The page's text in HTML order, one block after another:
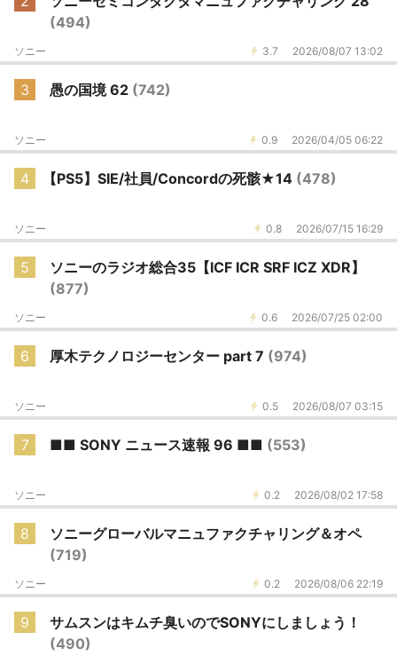
(494)
3.7 2026/08/07 13:02
ソニー
3 愚の国境 62 (742)
0.9 2026/04/05 06:22
ソニー
4 【PS5】SIE/社員/Concordの死骸★14 (478)
0.8 2026/07/15 16:29
ソニー
5
ソニーのラジオ総合35【ICF ICR SRF ICZ XDR】
(877)
0.6 2026/07/25 02:00
ソニー
6 厚木テクノロジーセンター part 7 (974)
0.5 2026/08/07 03:15
ソニー
7 ■■ SONY ニュース速報 96 ■■ (553)
0.2 2026/08/02 17:58
ソニー
8
ソニーグローバルマニュファクチャリング＆オペ
(719)
0.2 2026/08/06 22:19
ソニー
9
サムスンはキムチ臭いのでSONYにしましょう！
(490)